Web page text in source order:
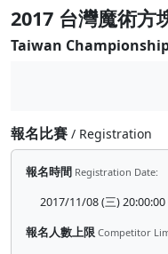
2017 台灣魔術方
Taiwan
報名比賽 / Registration
報名時間 Registration Date:
2017/11/08 (三)
報名人數上限 Competitor